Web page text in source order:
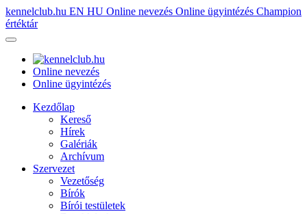
kennelclub.hu EN HU Online nevezés Online ügyintézés Champion
értéktár
Online nevezés
Online ügyintézés
Kezdőlap
Kereső
Hírek
Galériák
Archívum
Szervezet
Vezetőség
Bírók
Bírói testületek